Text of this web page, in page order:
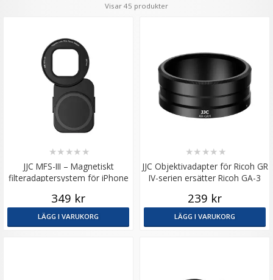
Visar 45 produkter
JJC MFS-III – Magnetiskt
filteradaptersystem för iPhone
★★ ★★ ★
349 kr
LÄGG I VARUKORG
JJC Objektivadapter för Ricoh GR
IV-serien ersätter Ricoh GA-3
★★ ★★ ★
239 kr
LÄGG I VARUKORG